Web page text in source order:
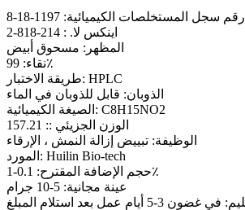
رقم سجل المستخلصات الكيميائية: 1197-18-8
اينكس لا. : 214-818-2
المظهر: مسحوق أبيض
نقاء: 99٪
طريقة الاختبار: HPLC
الذوبان: قابل للذوبان في الماء
الصيغة الكيميائية: C8H15NO2
الوزن الجزيئي :: 157.21
الوظيفة: تبييض إزالة النمش ، الإرقاء
المورد: Huilin Bio-tech
حجم الإضافة المقترح: 0.1-1٪
عينة مجانية: 5-10 جرام